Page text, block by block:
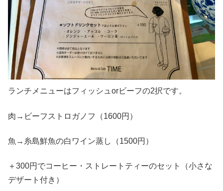
ランチメニューはフィッシュorビーフの2択です。
肉→ビーフストロガノフ（1600円）
魚→糸島鮮魚の白ワイン蒸し（1500円）
＋300円でコーヒー・ストレートティーのセット（小さな
デザート付き）